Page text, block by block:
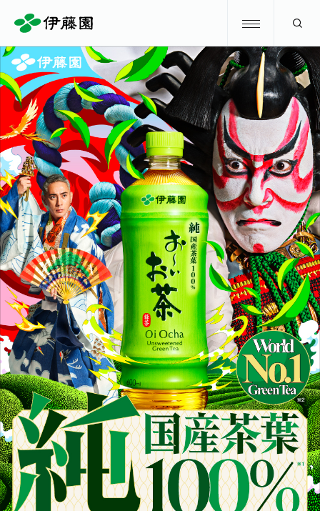
商品情報
商品情報 トップ
主要ブランド
お〜いお茶
健康ミネラルむぎ茶
TULLY'S COFFEE
1日分の野菜
商品情報
ブランドから探す
カテゴリーから探す
キーワードから探す
キャンペーン
お茶を知る・楽しむ
お茶を知る・楽しむ
お茶を楽しむ
お茶のいれ方
動画ギャラリー
レシピ集
お茶を知る
お茶百科
お茶百科キッズ
体験・イベント
体験・イベント
見学・体験
工場見学
お茶の複合型博物館
食育・文化
食育・イベント
新俳句大賞
店舗・通販
店舗・通販
伊藤園の店舗トップ
茶寮伊藤園
店舗検索
通信販売トップ
お客様相談室
企業情報 GLOBAL
検索
2021.09.28
弊社を騙（かた）る投資勧誘にご注意ください
2026.08.03